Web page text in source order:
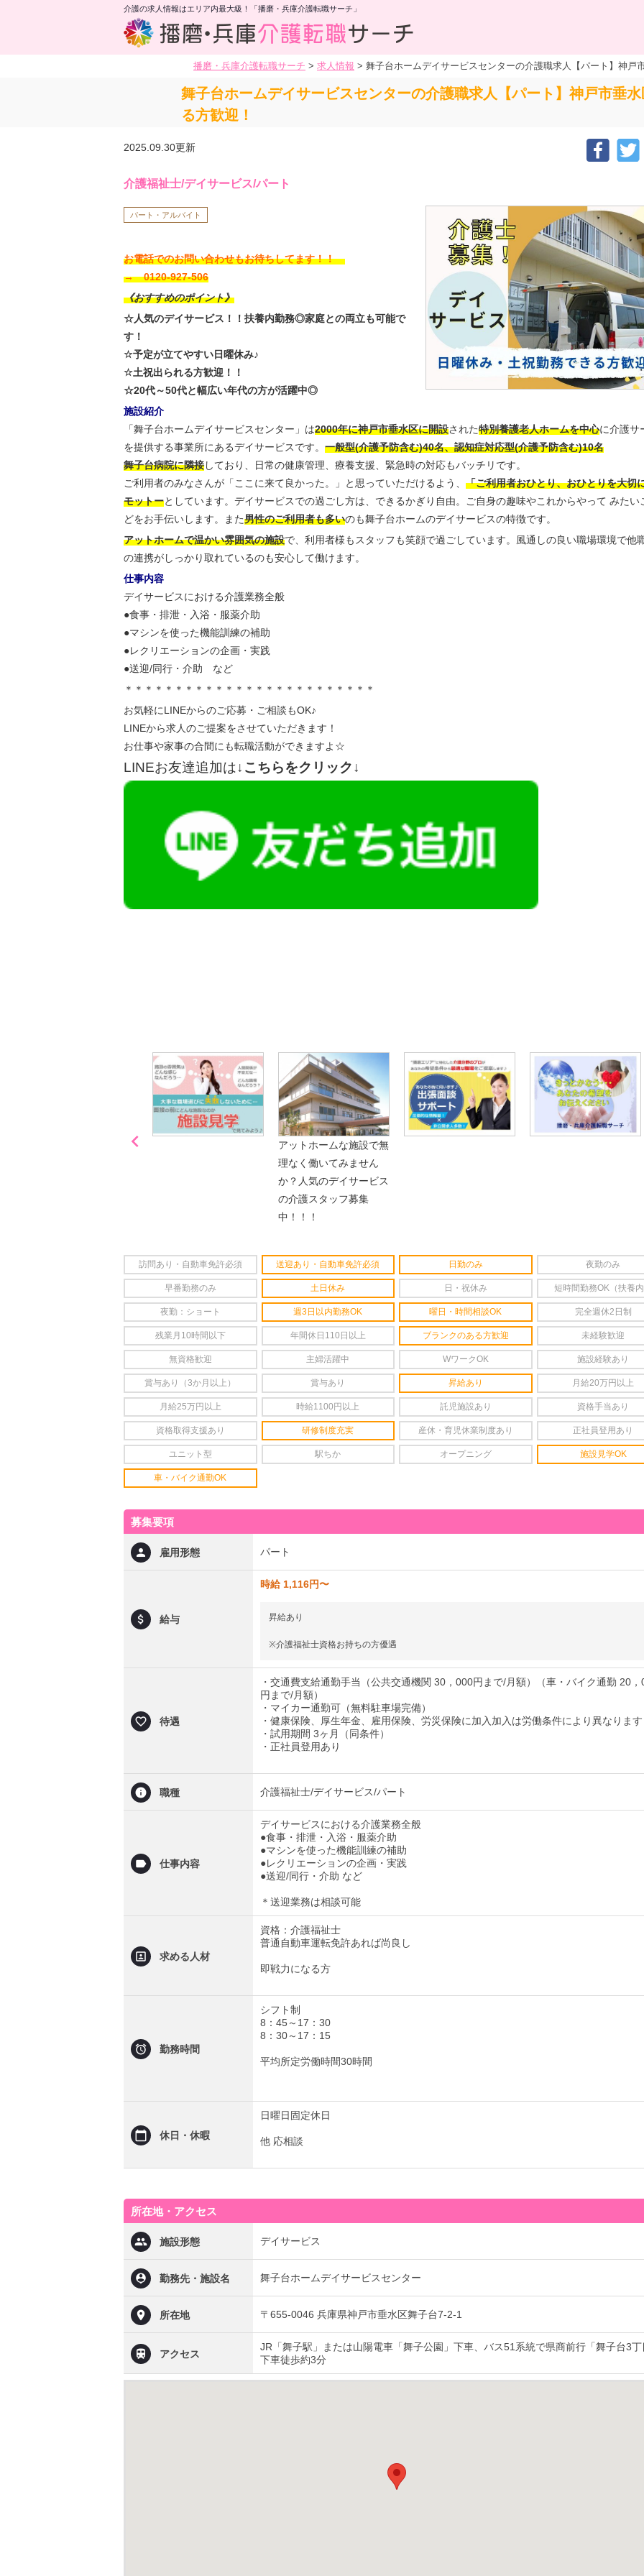
介護の求人情報はエリア内最大級！「播磨・兵庫介護転職サーチ」
播磨・兵庫介護転職サーチ > 求人情報 > 舞子台ホームデイサービスセンターの介護職求人【パート】神戸
舞子台ホームデイサービスセンターの介護職求人【パート】神戸市垂
る方歓迎！
2025.09.30更新
介護福祉士/デイサービス/パート
パート・アルバイト
お電話でのお問い合わせもお待ちしてます！！
→ 0120-927-506
《おすすめのポイント》
☆人気のデイサービス！！扶養内勤務◎家庭との両立も可能で
す！
☆予定が立てやすい日曜休み♪
☆土祝出られる方歓迎！！
☆20代～50代と幅広い年代の方が活躍中◎
施設紹介
「舞子台ホームデイサービスセンター」は2000年に神戸市垂水区に開設された特別養護老人ホームを中心に介護サ
を提供する事業所にあるデイサービスです。 一般型(介護予防含む)40名、認知症対応型(介護予防含む)10名
舞子台病院に隣接しており、日常の健康管理、療養支援、緊急時の対応もバッチリです。
ご利用者のみなさんが「ここに来て良かった。」と思っていただけるよう、 「ご利用者おひとり、おひとりを大切
モットーとしています。デイサービスでの過ごし方は、できるかぎり自由。ご自身の趣味やこれからやって みたい
どをお手伝いします。また男性のご利用者も多いのも舞子台ホームのデイサービスの特徴です。
アットホームで温かい雰囲気の施設で、利用者様もスタッフも笑顔で過ごしています。風通しの良い職場環境で他
の連携がしっかり取れているのも安心して働けます。
仕事内容
デイサービスにおける介護業務全般
●食事・排泄・入浴・服薬介助
●マシンを使った機能訓練の補助
●レクリエーションの企画・実践
●送迎/同行・介助 など
＊＊＊＊＊＊＊＊＊＊＊＊＊＊＊＊＊＊＊＊＊＊＊＊＊
お気軽にLINEからのご応募・ご相談もOK♪
LINEから求人のご提案をさせていただきます！
お仕事や家事の合間にも転職活動ができますよ☆
LINEお友達追加は↓こちらをクリック↓
「喫煙可能区域での業務
アットホームな施設で無
理なく働いてみません
か？人気のデイサービス
の介護スタッフ募集
中！！！

訪問あり・自動車免許必須 送迎あり・自動車免許必須 日勤のみ 夜勤のみ
早番勤務のみ 土日休み 日・祝休み 短時間勤務OK（扶養
夜勤：ショート 週3日以内勤務OK 曜日・時間相談OK 完全週休2日制
残業月10時間以下 年間休日110日以上 ブランクのある方歓迎 未経験歓迎
無資格歓迎 主婦活躍中 WワークOK 施設経験あり
賞与あり（3か月以上） 賞与あり 昇給あり 月給20万円以上
月給25万円以上 時給1100円以上 託児施設あり 資格手当あり
資格取得支援あり 研修制度充実 産休・育児休業制度あり 正社員登用あり
ユニット型 駅ちか オープニング 施設見学OK
車・バイク通勤OK
募集要項
雇用形態 パート
給与
時給 1,116円〜
昇給あり
※介護福祉士資格お持ちの方優遇
待遇
・交通費支給通勤手当（公共交通機関 30，000円まで/月額）（車・バイク通勤 20，
円まで/月額）
・マイカー通勤可（無料駐車場完備）
・健康保険、厚生年金、雇用保険、労災保険に加入加入は労働条件により異なります
・試用期間 3ヶ月（同条件）
・正社員登用あり
職種 介護福祉士/デイサービス/パート
仕事内容
デイサービスにおける介護業務全般
●食事・排泄・入浴・服薬介助
●マシンを使った機能訓練の補助
●レクリエーションの企画・実践
●送迎/同行・介助 など
＊送迎業務は相談可能
求める人材
資格：介護福祉士
普通自動車運転免許あれば尚良し
即戦力になる方
勤務時間
シフト制
8：45～17：30
8：30～17：15
平均所定労働時間30時間
休日・休暇
日曜日固定休日
他 応相談
所在地・アクセス
施設形態 デイサービス
勤務先・施設名 舞子台ホームデイサービスセンター
所在地 〒655-0046 兵庫県神戸市垂水区舞子台7-2-1
アクセス
JR「舞子駅」または山陽電車「舞子公園」下車、バス51系統で県商前行「舞子台3丁
下車徒歩約3分